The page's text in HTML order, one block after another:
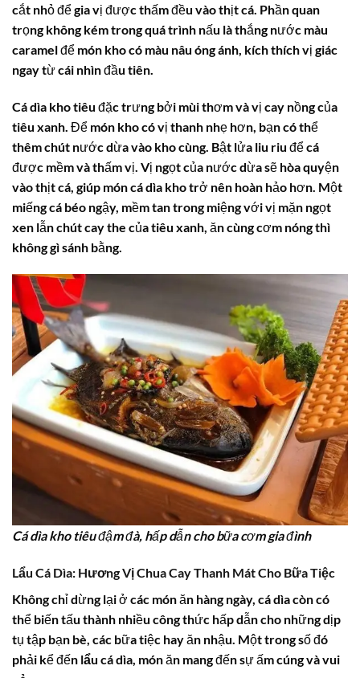
cắt nhỏ để gia vị được thấm đều vào thịt cá. Phần quan
trọng không kém trong quá trình nấu là thắng nước màu
caramel để món kho có màu nâu óng ánh, kích thích vị giác
ngay từ cái nhìn đầu tiên.
Cá dìa kho tiêu đặc trưng bởi mùi thơm và vị cay nồng của
tiêu xanh. Để món kho có vị thanh nhẹ hơn, bạn có thể
thêm chút nước dừa vào kho cùng. Bật lửa liu riu để cá
được mềm và thấm vị. Vị ngọt của nước dừa sẽ hòa quyện
vào thịt cá, giúp móncá dìa khotrở nên hoàn hảo hơn. Một
miếng cá béo ngậy, mềm tan trong miệng với vị mặn ngọt
xen lẫn chút cay the của tiêu xanh, ăn cùng cơm nóng thì
không gì sánh bằng.
Cá dìa kho tiêu đậm đà, hấp dẫn cho bữa cơm gia đình
Lẩu Cá Dìa: Hương Vị Chua Cay Thanh Mát Cho Bữa Tiệc
Không chỉ dừng lại ở các món ăn hàng ngày, cá dìacòn có
thể biến tấu thành nhiều công thức hấp dẫn cho những dịp
tụ tập bạn bè, các bữa tiệc hay ăn nhậu. Một trong số đó
phải kể đến lẩu cá dìa , món ăn mang đến sự ấm cúng và vui